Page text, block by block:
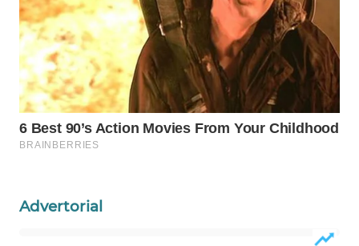
Advertorial
WAHANA
INFRASTRUKTUR
WAHANA
KONSUMEN
WAHANA
LISTRIK
TRAVEL